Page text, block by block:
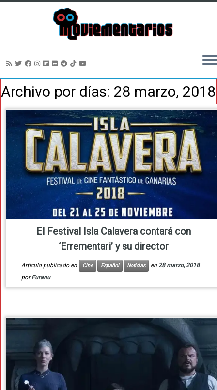
al
Archivo por días: 28 marzo, 2018
El Festival Isla Calavera contará con
‘Errementari’ y su director
Artículo publicado en Cine Español Noticias en 28 marzo, 2018
porFuranu